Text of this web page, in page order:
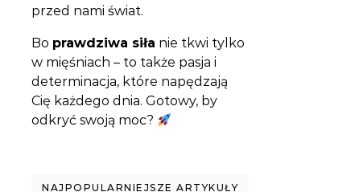
przed nami świat.
Bo prawdziwa siła nie tkwi tylko
w mięśniach – to także pasja i
determinacja, które napędzają
Cię każdego dnia. Gotowy, by
odkryć swoją moc?
NAJPOPULARNIEJSZE ARTYKUŁY